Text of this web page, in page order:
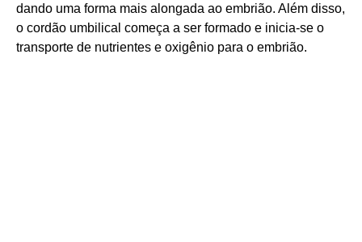
dando uma forma mais alongada ao embrião. Além disso,
o cordão umbilical começa a ser formado e inicia-se o
transporte de nutrientes e oxigênio para o embrião.